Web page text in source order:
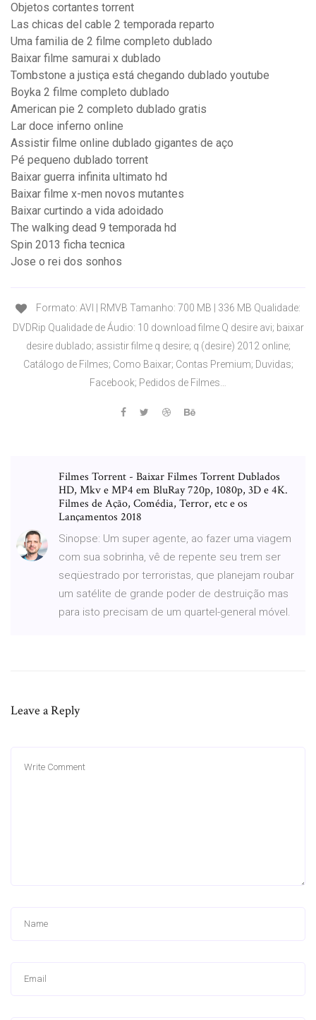
Objetos cortantes torrent
Las chicas del cable 2 temporada reparto
Uma familia de 2 filme completo dublado
Baixar filme samurai x dublado
Tombstone a justiça está chegando dublado youtube
Boyka 2 filme completo dublado
American pie 2 completo dublado gratis
Lar doce inferno online
Assistir filme online dublado gigantes de aço
Pé pequeno dublado torrent
Baixar guerra infinita ultimato hd
Baixar filme x-men novos mutantes
Baixar curtindo a vida adoidado
The walking dead 9 temporada hd
Spin 2013 ficha tecnica
Jose o rei dos sonhos
Formato: AVI | RMVB Tamanho: 700 MB | 336 MB Qualidade:
DVDRip Qualidade de Áudio: 10 download filme Q desire avi; baixar
desire dublado; assistir filme q desire; q (desire) 2012 online;
Catálogo de Filmes; Como Baixar; Contas Premium; Duvidas;
Facebook; Pedidos de Filmes…
Filmes Torrent - Baixar Filmes Torrent Dublados
HD, Mkv e MP4 em BluRay 720p, 1080p, 3D e 4K.
Filmes de Ação, Comédia, Terror, etc e os
Lançamentos 2018
Sinopse: Um super agente, ao fazer uma viagem
com sua sobrinha, vê de repente seu trem ser
seqüestrado por terroristas, que planejam roubar
um satélite de grande poder de destruição mas
para isto precisam de um quartel-general móvel.
Leave a Reply